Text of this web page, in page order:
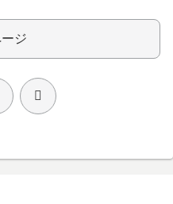
ジ
次